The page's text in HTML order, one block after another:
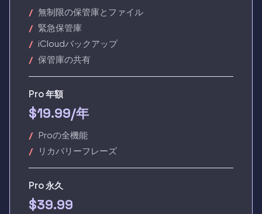
無制限の保管庫とファイル
緊急保管庫
iCloudバックアップ
保管庫の共有
Pro 年額
$19.99/年
Proの全機能
リカバリーフレーズ
Pro 永久
$39.99